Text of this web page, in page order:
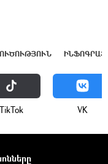
ТikТоk VK